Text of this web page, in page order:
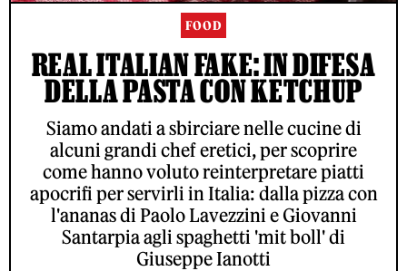
FOOD
REAL ITALIAN FAKE: IN DIFESA
DELLA PASTA CON KETCHUP
Siamo andati a sbirciare nelle cucine di
alcuni grandi chef eretici, per scoprire
come hanno voluto reinterpretare piatti
apocrifi per servirli in Italia: dalla pizza con
l'ananas di Paolo Lavezzini e Giovanni
Santarpia agli spaghetti 'mit boll' di
Giuseppe Ianotti